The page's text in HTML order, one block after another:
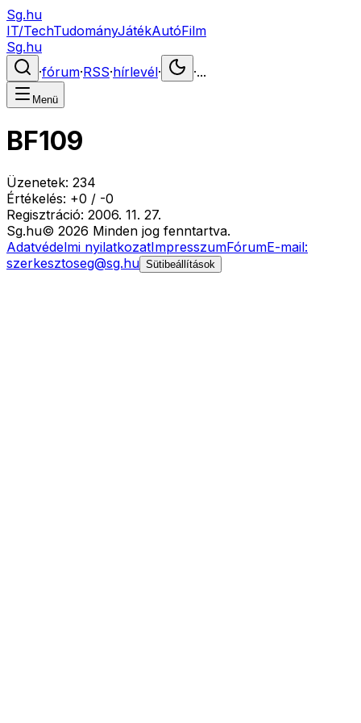
Sg.hu
IT/TechTudományJátékAutóFilm
Sg.hu
·fórum·RSS·hírlevél· ·...
Menü
BF109
Üzenetek: 234
Értékelés: +0 / -0
Regisztráció: 2006. 11. 27.
Sg.hu© 2026 Minden jog fenntartva.
Adatvédelmi nyilatkozatImpresszumFórumE-mail:
szerkesztoseg@sg.hu Sütibeállítások